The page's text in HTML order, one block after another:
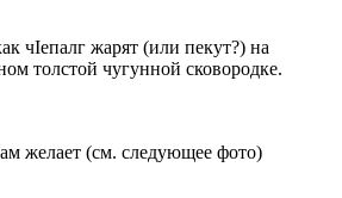
чIепалг жарят (или пекут?) на
толстой чугунной сковородке.
желает (см. следующее фото)